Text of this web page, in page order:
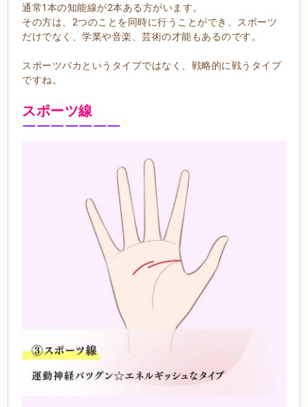
通常1本の知能線が2本ある方がいます。
その方は、2つのことを同時に行うことができ、スポーツ
だけでなく、学業や音楽、芸術の才能もあるのです。
スポーツバカというタイプではなく、戦略的に戦うタイプ
ですね。
スポーツ線
￣￣￣￣￣￣￣